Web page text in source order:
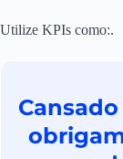
Utilize KPIs como:.